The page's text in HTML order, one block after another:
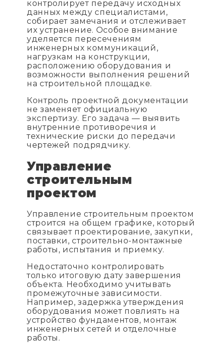
контролирует передачу исходных
данных между специалистами,
собирает замечания и отслеживает
их устранение. Особое внимание
уделяется пересечениям
инженерных коммуникаций,
нагрузкам на конструкции,
расположению оборудования и
возможности выполнения решений
на строительной площадке.
Контроль проектной документации
не заменяет официальную
экспертизу. Его задача — выявить
внутренние противоречия и
технические риски до передачи
чертежей подрядчику.
Управление
строительным
проектом
Управление строительным проектом
строится на общем графике, который
связывает проектирование, закупки,
поставки, строительно-монтажные
работы, испытания и приемку.
Недостаточно контролировать
только итоговую дату завершения
объекта. Необходимо учитывать
промежуточные зависимости.
Например, задержка утверждения
оборудования может повлиять на
устройство фундаментов, монтаж
инженерных сетей и отделочные
работы.